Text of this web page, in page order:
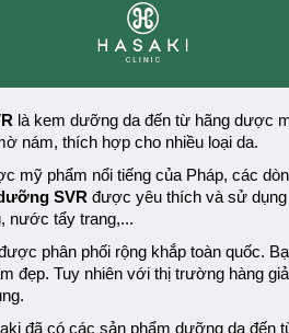
là kem dưỡng da đến từ hãng dược
nám, thích hợp cho nhiều loại da.
mỹ phẩm nổi tiếng của Pháp, các
SVR được yêu thích và sử
nước tẩy trang,...
phân phối rộng khắp toàn quốc.
đẹp. Tuy nhiên với thị trường hàng
đã có các sản phẩm dưỡng da đến